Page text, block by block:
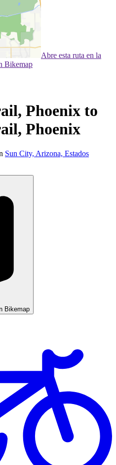
Abre esta ruta en la
Bikemap
Phoenix to
Phoenix
Sun City, Arizona, Estados
Bikemap